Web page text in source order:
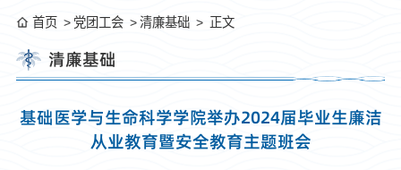
首页 党团工会 清廉基础 正文
清廉基础
基础医学与生命科学学院举办2024届毕业生廉洁
从业教育暨安全教育主题班会